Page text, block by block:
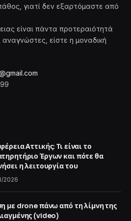
γιατί δεν εξαρτόμαστε από
είναι πάντα προτεραιότητά
αναγνώστες, είστε η μοναδική
Αττικής: Τι είναι το
Έργων και πότε θα
η λειτουργία του
2026
με drone πάνω από τη λίμνη της
(video)